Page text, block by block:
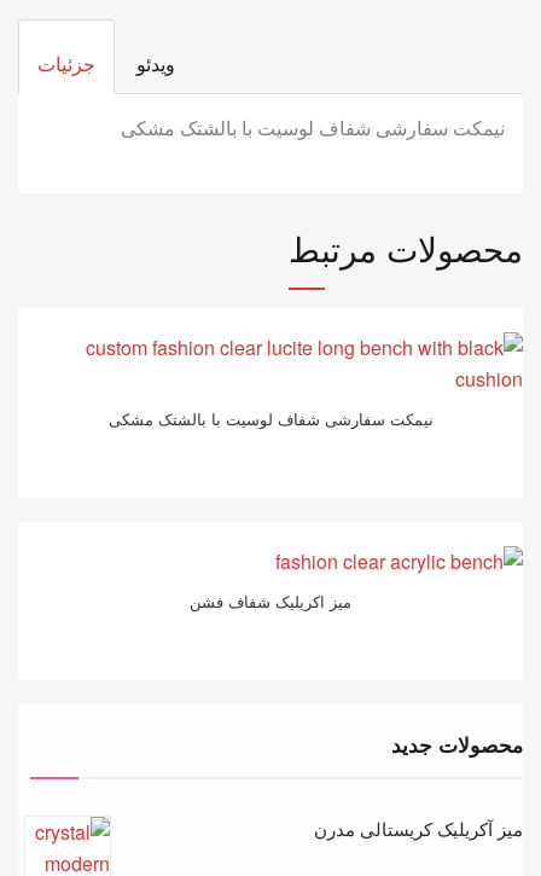
جزئیات ویدئو
نیمکت سفارشی شفاف لوسیت با بالشتک مشکی
محصولات مرتبط
نیمکت سفارشی شفاف لوسیت با بالشتک مشکی
میز اکریلیک شفاف فشن
محصولات جدید
میز آکریلیک کریستالی مدرن